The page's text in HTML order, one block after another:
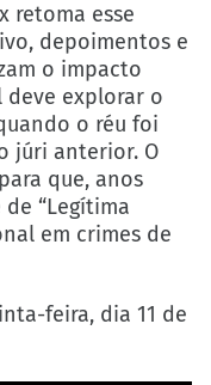
retoma esse
depoimentos e
o impacto
deve explorar o
o réu foi
júri anterior. O
que, anos
de “Legítima
em crimes de
feira, dia 11 de